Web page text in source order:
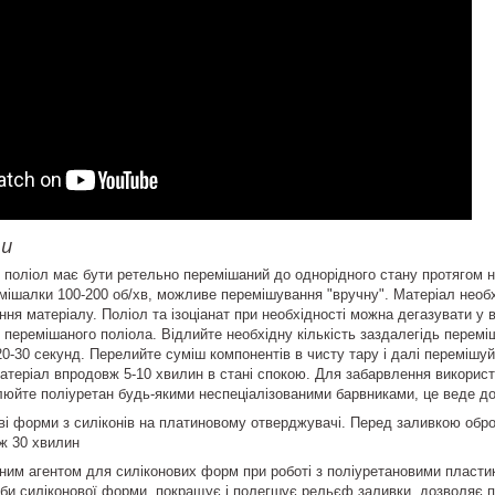
має бути ретельно перемішаний до однорідного стану
100-200 об/хв, можливе перемішування "вручну". Матеріал
матеріалу. Поліол та ізоціанат при необхідності можна дегазувати
перемішаного поліола. Відлийте необхідну кількість заздалегідь
секунд. Перелийте суміш компонентів в чисту тару і далі
впродовж 5-10 хвилин в стані спокою. Для забарвлення
поліуретан будь-якими неспеціалізованими барвниками, це веде
форми з силіконів на платиновому отверджувачі. Перед заливкою
30 хвилин
агентом для силіконових форм при роботі з поліуретановими
силіконової форми, покращує і полегшує рельєф заливки, дозволяє